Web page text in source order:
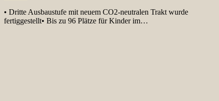
• Dritte Ausbaustufe mit neuem CO2-neutralen Trakt wurde
fertiggestellt• Bis zu 96 Plätze für Kinder im…